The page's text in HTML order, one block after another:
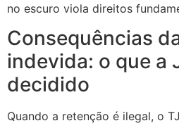
no escuro viola direitos
Consequências
indevida: o que a
decidido
Quando a retenção é ilegal, o